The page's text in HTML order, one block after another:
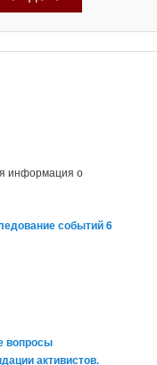
информация о
событий 6
вопросы
активистов.